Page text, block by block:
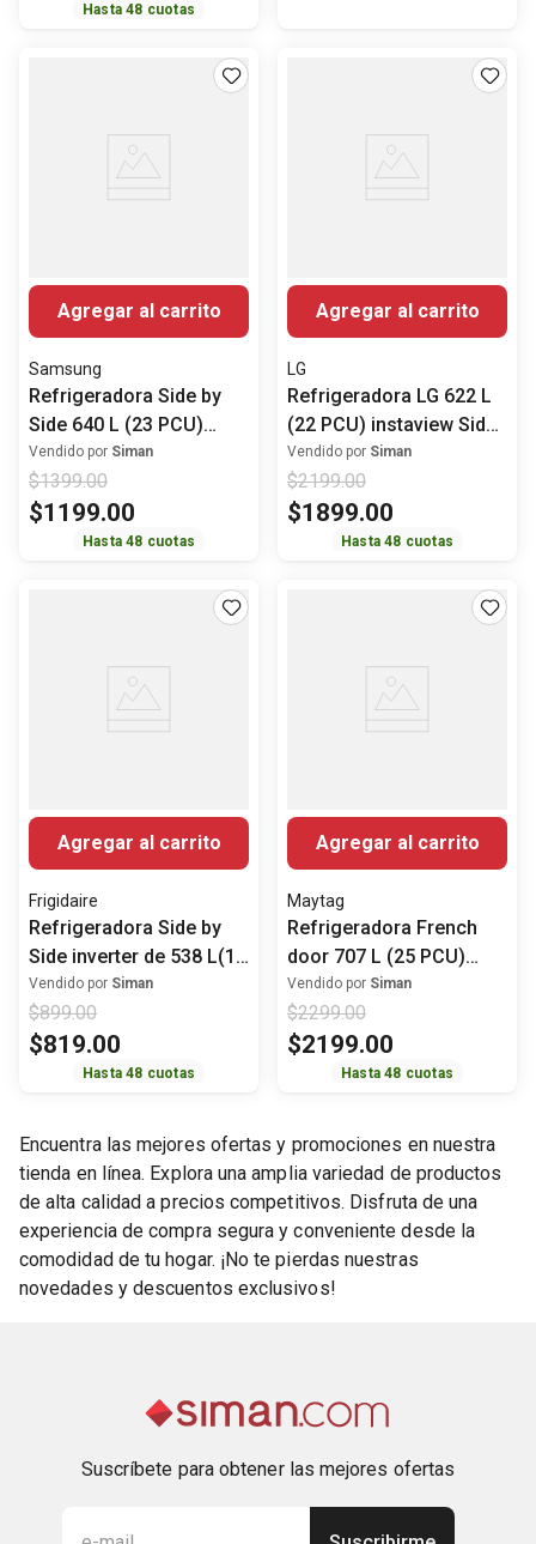
Hasta48 cuotas
Agregar al carrito
Samsung
Refrigeradora Side by
Side 640 L (23 PCU)
Bespoke Energy star
RS23CB70NA12AP
Samsung
Vendido por Siman
$1399.00
$1199.00
Hasta48 cuotas
Agregar al carrito
LG
Refrigeradora LG 622 L
(22 PCU) instaview Side
by Side VS25VVNW
Vendido por Siman
$2199.00
$1899.00
Hasta48 cuotas
Agregar al carrito
Frigidaire
Refrigeradora Side by
Side inverter de 538 L(19
Pies) FRS19F3N5BI
Frigidaire
Vendido por Siman
$899.00
$819.00
Hasta48 cuotas
Agregar al carrito
Maytag
Refrigeradora French
door 707 L (25 PCU)
Energy star MFI2570FEZ
Maytag
Vendido por Siman
$2299.00
$2199.00
Hasta48 cuotas
Encuentra las mejores ofertas y promociones en nuestra
tienda en línea. Explora una amplia variedad de productos
de alta calidad a precios competitivos. Disfruta de una
experiencia de compra segura y conveniente desde la
comodidad de tu hogar. ¡No te pierdas nuestras
novedades y descuentos exclusivos!
Suscríbete para obtener las mejores ofertas